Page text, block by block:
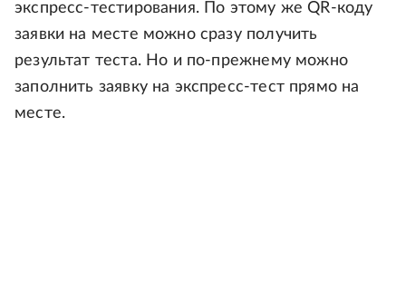
экспресс-тестирования. По этому же QR-коду
заявки на месте можно сразу получить
результат теста. Но и по-прежнему можно
заполнить заявку на экспресс-тест прямо на
месте.